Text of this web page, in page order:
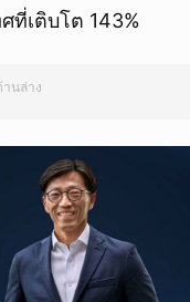
ที่เติบโต 143%
นล่าง